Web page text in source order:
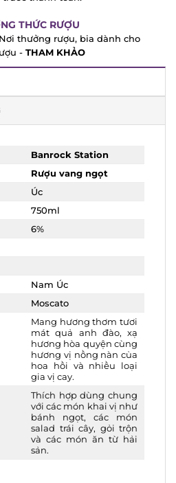
THỨC RƯỢU
thưởng rượu, bia dành cho
-
THAM KHẢO
Banrock Station
Rượu vang ngọt
Úc
750ml
6%
Nam Úc
Moscato
Mang hương thơm
tươi mát quả anh đào,
xạ hương hòa quyện
cùng hương vị nồng
nàn của hoa hồi và
nhiều loại gia vị cay.
Thích hợp dùng
chung với các món
khai vị như bánh
ngọt, các món salad
trái cây, gỏi trộn và các
món ăn từ hải sản.